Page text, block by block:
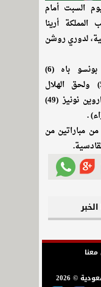
السبت أمام
أرينا
لدوري روشن
القادسية تقدم عن طريق الغاني بونسو باه (6)
والمكسيكي جوليان كينيونيس (50) ولحق الهلال
بالتعادل عن طريق، الأوروجوياني داروين نونيز (49)
من مباراتين من
معنا
© 2026